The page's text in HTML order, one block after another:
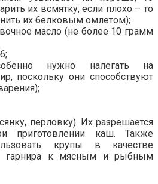
их всмятку, если плохо – то
их белковым омлетом);
масло (не более 10 грамм
нужно налегать на
поскольку они способствуют
перловку). Их разрешается
приготовлении каш. Также
крупы в качестве
гарнира к мясным и рыбным